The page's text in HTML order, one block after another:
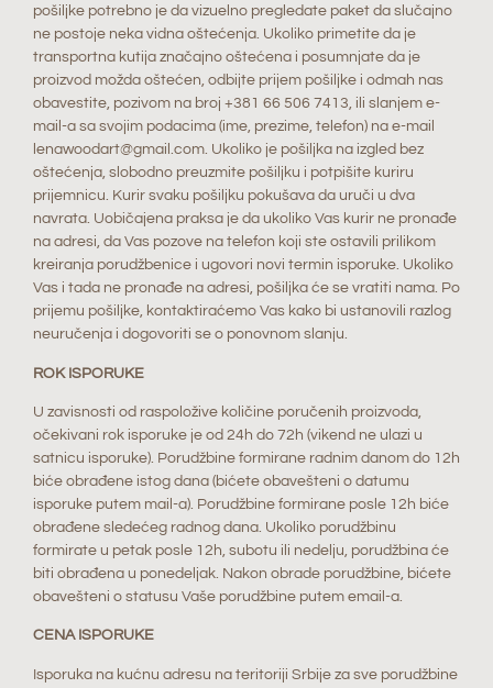
pošiljke potrebno je da vizuelno pregledate paket da slučajno
ne postoje neka vidna oštećenja. Ukoliko primetite da je
transportna kutija značajno oštećena i posumnjate da je
proizvod možda oštećen, odbijte prijem pošiljke i odmah nas
obavestite, pozivom na broj +381 66 506 7413, ili slanjem e-
mail-a sa svojim podacima (ime, prezime, telefon) na e-mail
lenawoodart@gmail.com. Ukoliko je pošiljka na izgled bez
oštećenja, slobodno preuzmite pošiljku i potpišite kuriru
prijemnicu. Kurir svaku pošiljku pokušava da uruči u dva
navrata. Uobičajena praksa je da ukoliko Vas kurir ne pronađe
na adresi, da Vas pozove na telefon koji ste ostavili prilikom
kreiranja porudžbenice i ugovori novi termin isporuke. Ukoliko
Vas i tada ne pronađe na adresi, pošiljka će se vratiti nama. Po
prijemu pošiljke, kontaktiraćemo Vas kako bi ustanovili razlog
neuručenja i dogovoriti se o ponovnom slanju.
ROK ISPORUKE
U zavisnosti od raspoložive količine poručenih proizvoda,
očekivani rok isporuke je od 24h do 72h (vikend ne ulazi u
satnicu isporuke). Porudžbine formirane radnim danom do 12h
biće obrađene istog dana (bićete obavešteni o datumu
isporuke putem mail-a). Porudžbine formirane posle 12h biće
obrađene sledećeg radnog dana. Ukoliko porudžbinu
formirate u petak posle 12h, subotu ili nedelju, porudžbina će
biti obrađena u ponedeljak. Nakon obrade porudžbine, bićete
obavešteni o statusu Vaše porudžbine putem email-a.
CENA ISPORUKE
Isporuka na kućnu adresu na teritoriji Srbije za sve porudžbine